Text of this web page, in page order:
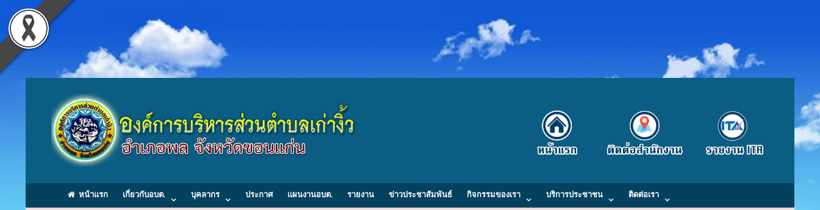
หน้าแรก เกี่ยวกับอบต. บุคลากร ประกาศ แผนงานอบต. รายงาน ข่าวประชาสัมพันธ์ กิจกรรมของเรา บริการประชาชน ติดต่อเรา